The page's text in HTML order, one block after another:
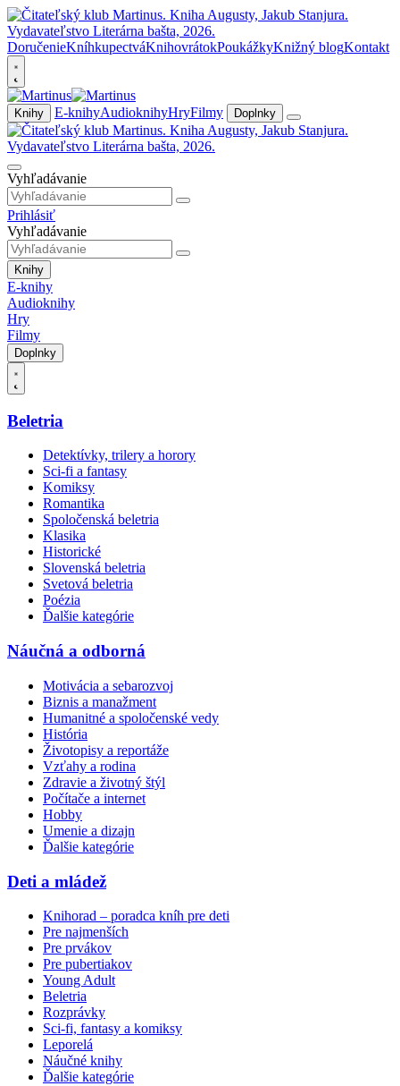
DoručenieKníhkupectváKnihovrátokPoukážkyKnižný blogKontakt
Knihy E-knihyAudioknihyHryFilmy Doplnky
Vyhľadávanie
Prihlásiť
Vyhľadávanie
Knihy
E-knihy
Audioknihy
Hry
Filmy
Doplnky
Beletria
Detektívky, trilery a horory
Sci-fi a fantasy
Komiksy
Romantika
Spoločenská beletria
Klasika
Historické
Slovenská beletria
Svetová beletria
Poézia
Ďalšie kategórie
Náučná a odborná
Motivácia a sebarozvoj
Biznis a manažment
Humanitné a spoločenské vedy
História
Životopisy a reportáže
Vzťahy a rodina
Zdravie a životný štýl
Počítače a internet
Hobby
Umenie a dizajn
Ďalšie kategórie
Deti a mládež
Knihorad – poradca kníh pre deti
Pre najmenších
Pre prvákov
Pre pubertiakov
Young Adult
Beletria
Rozprávky
Sci-fi, fantasy a komiksy
Leporelá
Náučné knihy
Ďalšie kategórie